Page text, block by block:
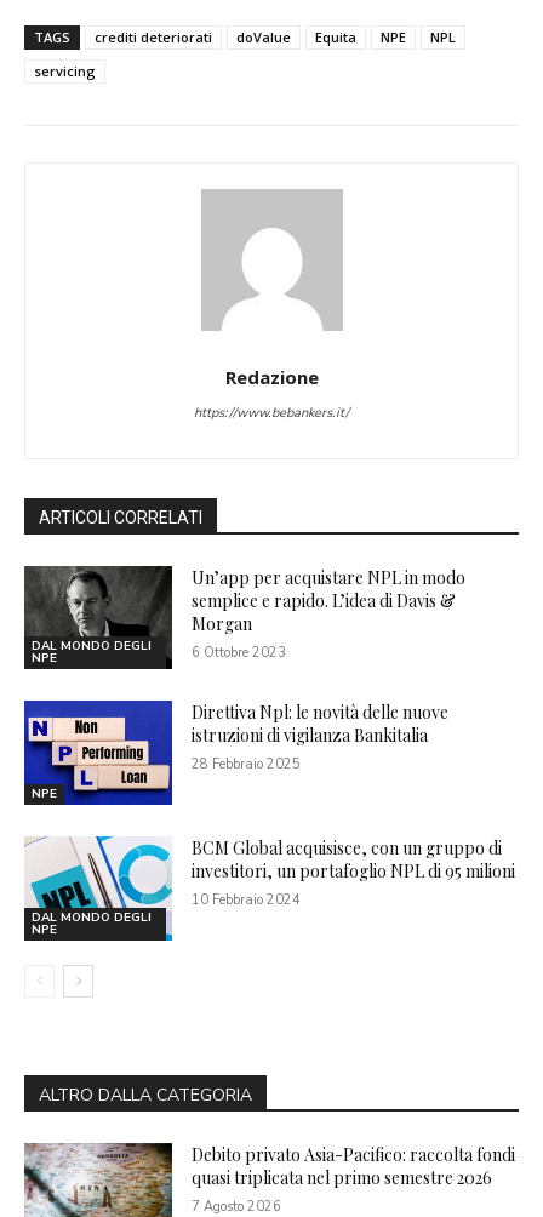
TAGS crediti deteriorati doValue Equita NPE
NPL
servicing
Redazione
https://www.bebankers.it/
ARTICOLI CORRELATI
DAL MONDO DEGLI
NPE
Un’app per acquistare NPL in modo
semplice e rapido. L’idea di Davis &
Morgan
6 Ottobre 2023
NPE
Direttiva Npl: le novità delle nuove
istruzioni di vigilanza Bankitalia
28 Febbraio 2025
DAL MONDO DEGLI
NPE
BCM Global acquisisce, con un gruppo di
investitori, un portafoglio NPL di 95 milioni
10 Febbraio 2024
ALTRO DALLA CATEGORIA
Debito privato Asia-Pacifico: raccolta fondi
quasi triplicata nel primo semestre 2026
7 Agosto 2026